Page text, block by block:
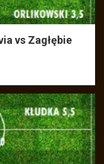
vs Zagłębie